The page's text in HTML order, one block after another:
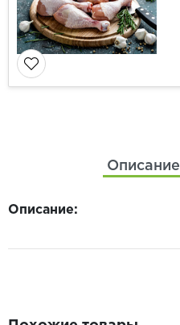
Описание
Описание: